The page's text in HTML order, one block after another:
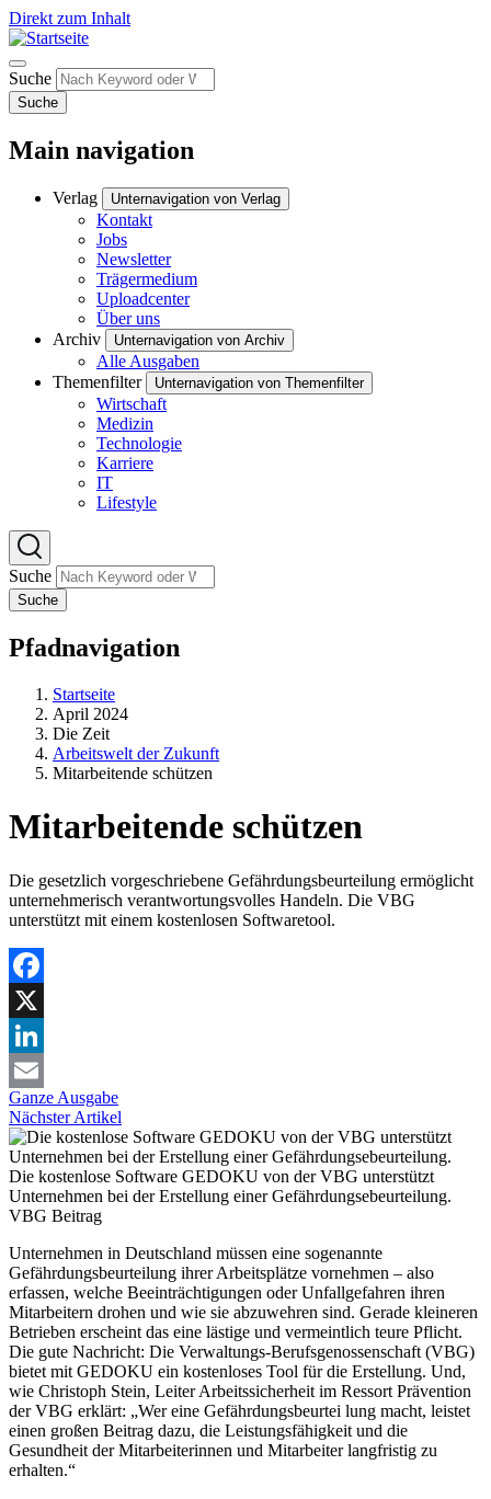
Direkt zum Inhalt
Suche
Suche
Main navigation
Verlag Unternavigation von Verlag
Kontakt
Jobs
Newsletter
Trägermedium
Uploadcenter
Über uns
Archiv
Unternavigation von Archiv
Alle Ausgaben
Themenfilter
Unternavigation von Themenfilter
Wirtschaft
Medizin
Technologie
Karriere
IT
Lifestyle
Suche
Suche
Pfadnavigation
Startseite
April 2024
Die Zeit
Arbeitswelt der Zukunft
Mitarbeitende schützen
Mitarbeitende schützen
Die gesetzlich vorgeschriebene Gefährdungsbeurteilung ermöglicht
unternehmerisch verantwortungsvolles Handeln. Die VBG
unterstützt mit einem kostenlosen Softwaretool.
Facebook
X
LinkedIn
Email
Ganze Ausgabe
Nächster Artikel
Die kostenlose Software GEDOKU von der VBG unterstützt
Unternehmen bei der Erstellung einer Gefährdungsebeurteilung.
VBG Beitrag
Unternehmen in Deutschland müssen eine sogenannte
Gefährdungsbeurteilung ihrer Arbeitsplätze vornehmen – also
erfassen, welche Beeinträchtigungen oder Unfallgefahren ihren
Mitarbeitern drohen und wie sie abzuwehren sind. Gerade kleineren
Betrieben erscheint das eine lästige und vermeintlich teure Pflicht.
Die gute Nachricht: Die Verwaltungs-Berufsgenossenschaft (VBG)
bietet mit GEDOKU ein kostenloses Tool für die Erstellung. Und,
wie Christoph Stein, Leiter Arbeitssicherheit im Ressort Prävention
der VBG erklärt: „Wer eine Gefährdungsbeurtei lung macht, leistet
einen großen Beitrag dazu, die Leistungsfähigkeit und die
Gesundheit der Mitarbeiterinnen und Mitarbeiter langfristig zu
erhalten.“